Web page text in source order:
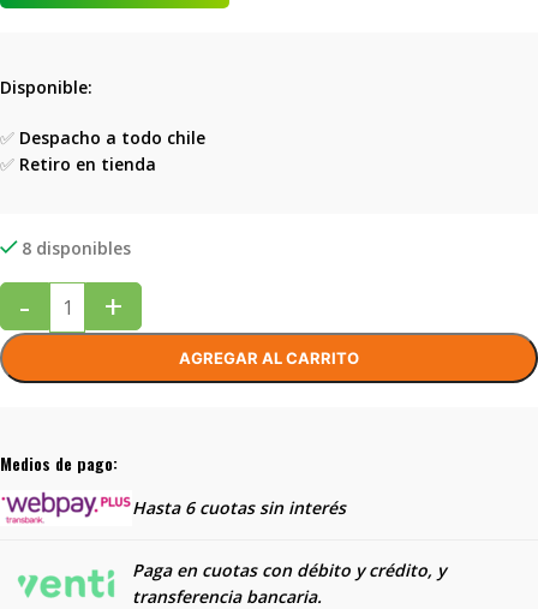
Disponible:
✅ Despacho a todo chile
✅ Retiro en tienda
8 disponibles
- +
AGREGAR AL CARRITO
Medios de pago:
Hasta 6 cuotas sin interés
Paga en cuotas con débito y crédito, y
transferencia bancaria.